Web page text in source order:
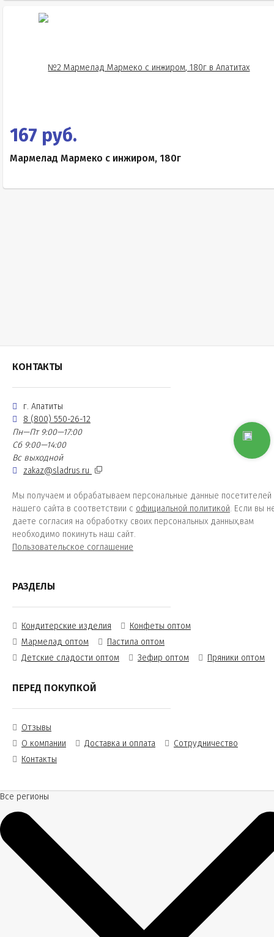
167 руб.
Мармелад Мармеко с инжиром, 180г
КОНТАКТЫ
г. Апатиты
8 (800) 550-26-12
Пн—Пт 9:00—17:00
Сб 9:00—14:00
Вс выходной
zakaz@sladrus.ru
Мы получаем и обрабатываем персональные данные посетителей
нашего сайта в соответствии с официальной политикой. Если вы
даете согласия на обработку своих персональных данных,вам
необходимо покинуть наш сайт.
Пользовательское соглашение
РАЗДЕЛЫ
Кондитерские изделия
Конфеты оптом
Мармелад оптом
Пастила оптом
Детские сладости оптом
Зефир оптом Пряники оптом
ПЕРЕД ПОКУПКОЙ
Отзывы
О компании
Доставка и оплата
Сотрудничество
Контакты
Все регионы